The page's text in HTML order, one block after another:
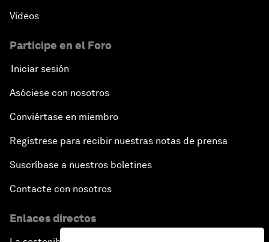
Vídeos
Participe en el Foro
Iniciar sesión
Asóciese con nosotros
Conviértase en miembro
Regístrese para recibir nuestras notas de prensa
Suscríbase a nuestros boletines
Contacte con nosotros
Enlaces directos